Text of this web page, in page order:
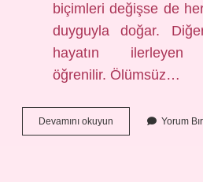
biçimleri değişse de
duyguyla doğar.
hayatın ilerleyen
öğrenilir. Ölümsüz…
Devamını okuyun
Duygular
Yorum